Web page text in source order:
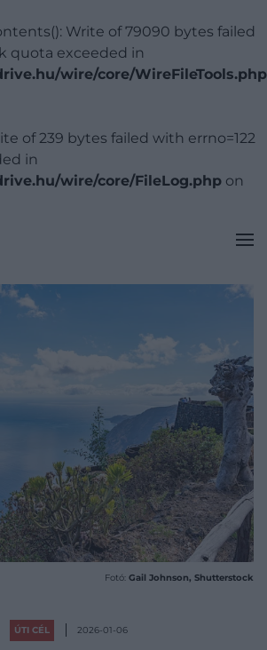
Write of 79090 bytes failed
quota exceeded in
wire/core/WireFileTools.php
of 239 bytes failed with errno=122
in
wire/core/FileLog.php on
Fotó: Gail Johnson, Shutterstock
ÚTI CÉL 2026-01-06